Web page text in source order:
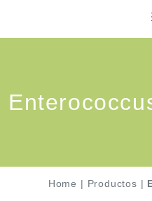
Home | Productos |